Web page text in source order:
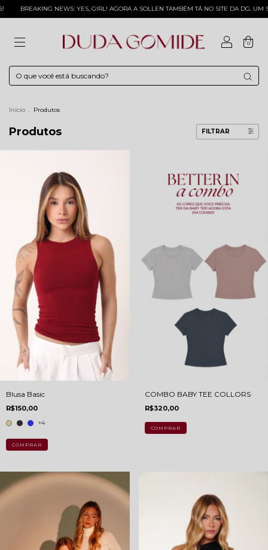
YES, GIRL! AGORA A SOLLEN TAMBÉM TÁ NO SITE DA DG. UM SÓ LUGAR PRA TODAS
0
Início . Produtos
Produtos FILTRAR
Blusa Basic
R$150,00
+4
COMPRAR
COMBO BABY TEE COLLORS
R$320,00
COMPRAR